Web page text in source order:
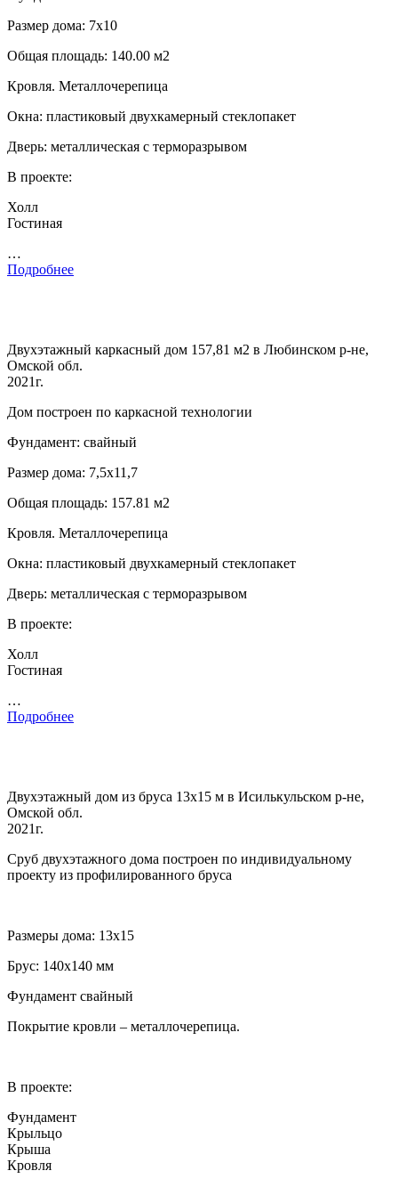
Размер дома: 7х10
Общая площадь: 140.00 м2
Кровля. Металлочерепица
Окна: пластиковый двухкамерный стеклопакет
Дверь: металлическая с терморазрывом
В проекте:
Холл
Гостиная
…
Подробнее
Двухэтажный каркасный дом 157,81 м2 в Любинском р-не,
Омской обл.
2021г.
Дом построен по каркасной технологии
Фундамент: свайный
Размер дома: 7,5х11,7
Общая площадь: 157.81 м2
Кровля. Металлочерепица
Окна: пластиковый двухкамерный стеклопакет
Дверь: металлическая с терморазрывом
В проекте:
Холл
Гостиная
…
Подробнее
Двухэтажный дом из бруса 13х15 м в Исилькульском р-не,
Омской обл.
2021г.
Сруб двухэтажного дома построен по индивидуальному
проекту из профилированного бруса
Размеры дома: 13х15
Брус: 140х140 мм
Фундамент свайный
Покрытие кровли – металлочерепица.
В проекте:
Фундамент
Крыльцо
Крыша
Кровля